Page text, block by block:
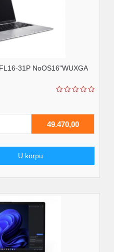
31P NoOS16"WUXGA
49.470,00
U korpu